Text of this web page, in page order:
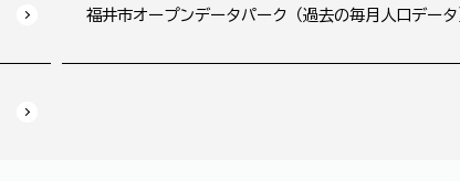
福井市オープンデータパーク（過去の毎月人口データ